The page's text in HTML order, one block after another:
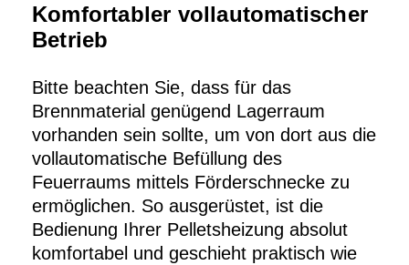
Komfortabler vollautomatischer
Betrieb
Bitte beachten Sie, dass für das
Brennmaterial genügend Lagerraum
vorhanden sein sollte, um von dort aus die
vollautomatische Befüllung des
Feuerraums mittels Förderschnecke zu
ermöglichen. So ausgerüstet, ist die
Bedienung Ihrer Pelletsheizung absolut
komfortabel und geschieht praktisch wie